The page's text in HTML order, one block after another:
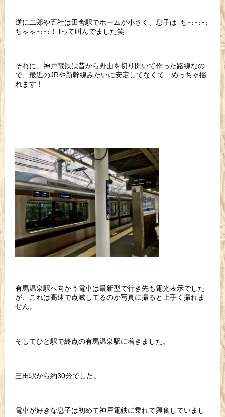
逆に二郎や五社は田舎駅でホームが小さく、息子は｢ちっっっ
ちゃゃっっ！｣って叫んでました笑
それに、神戸電鉄は昔から野山を切り開いて作った路線なの
で、最近のJRや新幹線みたいに安定してなくて、めっちゃ揺
れます！
有馬温泉駅へ向かう電車は最新型で行き先も電光表示でした
が、これは高速で点滅してるのか写真に撮ると上手く撮れま
せん。
そしてひと駅で終点の有馬温泉駅に着きました。
三田駅から約30分でした。
電車が好きな息子は初めて神戸電鉄に乗れて興奮していまし